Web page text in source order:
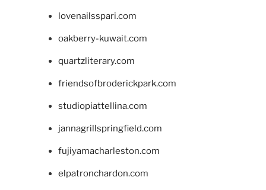
lovenailsspari.com
oakberry-kuwait.com
quartzliterary.com
friendsofbroderickpark.com
studiopiattellina.com
jannagrillspringfield.com
fujiyamacharleston.com
elpatronchardon.com